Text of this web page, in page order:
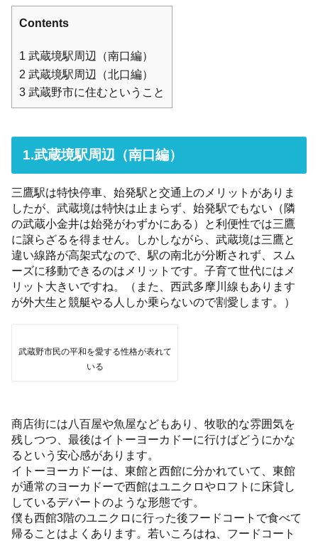
Contents
1 武蔵境駅周辺（南口編）
2 武蔵境駅周辺（北口編）
3 武蔵野市に住むということ
1.武蔵境駅周辺（南口編）
三鷹駅は特快停車、始発駅と交通上のメリットがありま
したが、武蔵境は特快は止まらず、始発駅でもない（隣
の武蔵小金井は始発がわずかにある）と利便性では三鷹
に譲らざるを得ません。しかしながら、武蔵境は三鷹と
違い線路が高架式なので、駅の南北が分断されず、スム
ーズに移動できるのはメリットです。子育て世代にはメ
リット大きいですね。（また、西武多摩川線もあります
が外大生と競艇やる人しか乗らないので割愛します。）
武蔵野市民の平和を愛する性格が表れて
いる
商店街には八百屋や魚屋などもあり、牧歌的な雰囲気を
残しつつ、最後はイトーヨーカドーに行けばどうにかな
るという安心感があります。
イトーヨーカドーは、東館と西館に分かれていて、東館
が通常のヨーカドーで西館はユニクロやロフトに床貸し
しているデパートのような形態です。
僕も西館3階のユニクロに行った後フードコートで食べて
帰ることはよくあります。若いころはね、フードコート